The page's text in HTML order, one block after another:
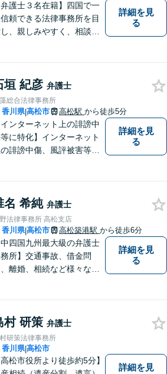
弁護士３名在籍】四国で一
頼できる法律事務所を目
、親しみやすく、相談し
詳細を見
る
垣 紀彦 弁護士
総合法律事務所
香川県|高松市 高松駅 から徒歩5分
インターネット上の誹謗中
に特化】インターネット
の誹謗中傷、風評被害等に
示等、最善の解決方法を
案いたします。
詳細を見
る
名 希純 弁護士
法律事務所 高松支店
香川県|高松市 高松築港駅 から徒歩6分
中四国九州最大級の弁護士
所】交通事故、借金問
離婚、相続など様々な問
！
詳細を見
る
村 研策 弁護士
研策法律事務所
香川県|高松市
高松市役所より徒歩約5分】
詳細を見